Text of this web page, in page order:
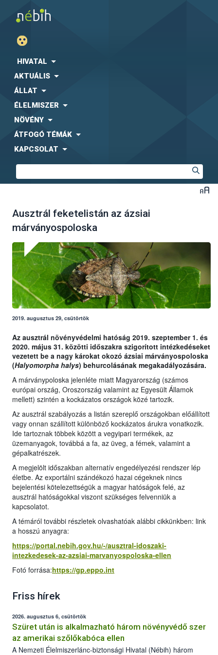
HIVATAL
AKTUÁLIS
ÁLLAT
ÉLELMISZER
NÖVÉNY
ÁTFOGÓ TÉMÁK
KAPCSOLAT
Ausztrál feketelistán az ázsiai
márványospoloska
2019. augusztus 29, csütörtök
Az ausztrál növényvédelmi hatóság 2019. szeptember 1. és
2020. május 31. közötti időszakra szigorított intézkedéseket
vezetett be a nagy károkat okozó ázsiai márványospoloska
(Halyomorpha halys) behurcolásának megakadályozására.
A márványpoloska jelenléte miatt Magyarország (számos
európai ország, Oroszország valamint az Egyesült Államok
mellett) szintén a kockázatos országok közé tartozik.
Az ausztrál szabályozás a listán szereplő országokban előállított
vagy onnan szállított különböző kockázatos árukra vonatkozik.
Ide tartoznak többek között a vegyipari termékek, az
üzemanyagok, továbbá a fa, az üveg, a fémek, valamint a
gépalkatrészek.
A megjelölt időszakban alternatív engedélyezési rendszer lép
életbe. Az exportálni szándékozó hazai cégeknek nincs
bejelentési kötelezettségük a magyar hatóságok felé, az
ausztrál hatóságokkal viszont szükséges felvenniük a
kapcsolatot.
A témáról további részletek olvashatóak alábbi cikkünkben: link
a hosszú anyagra:
https://portal.nebih.gov.hu/-/ausztral-idoszaki-
intezkedesek-az-azsiai-marvanyospoloska-ellen
Fotó forrása:https://gp.eppo.int
Friss hírek
2026. augusztus 6, csütörtök
Szüret után is alkalmazható három növényvédő szer
az amerikai szőlőkabóca ellen
A Nemzeti Élelmiszerlánc-biztonsági Hivatal (Nébih) három